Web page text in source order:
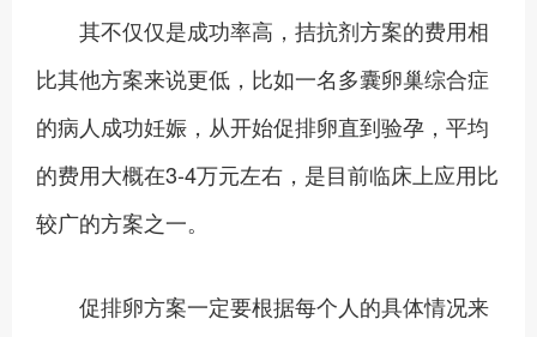
其不仅仅是成功率高，拮抗剂方案的费用相
比其他方案来说更低，比如一名多囊卵巢综合症
的病人成功妊娠，从开始促排卵直到验孕，平均
的费用大概在3-4万元左右，是目前临床上应用比
较广的方案之一。
促排卵方案一定要根据每个人的具体情况来